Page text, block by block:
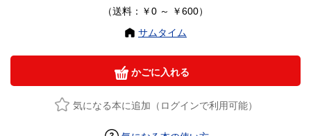
（送料：￥0 ～ ￥600）
サムタイム
かごに入れる
気になる本に追加（ログインで利用可能）